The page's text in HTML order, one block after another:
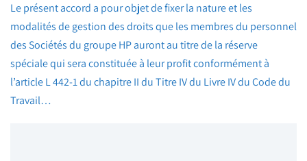
Le présent accord a pour objet de fixer la nature et les
modalités de gestion des droits que les membres du personnel
des Sociétés du groupe HP auront au titre de la réserve
spéciale qui sera constituée à leur profit conformément à
l’article L 442-1 du chapitre II du Titre IV du Livre IV du Code du
Travail…